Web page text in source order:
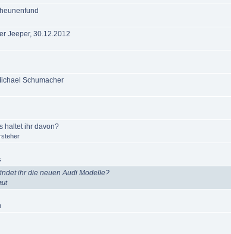
Jeeper, 30.12.2012
Schumacher
haltet ihr davon?
ihr die neuen Audi Modelle?